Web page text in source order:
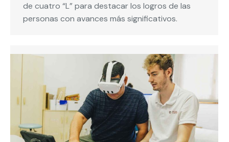
de cuatro “L” para destacar los logros de las
personas con avances más significativos.